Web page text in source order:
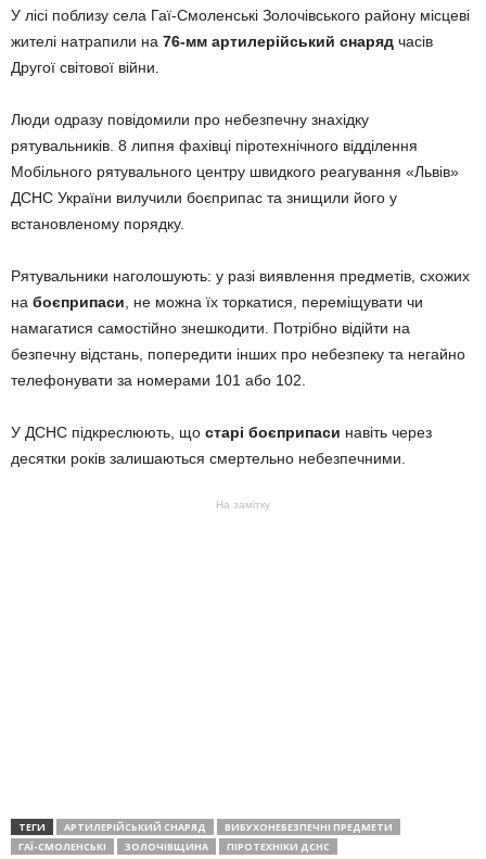
У лісі поблизу села Гаї-Смоленські Золочівського району місцеві
жителі натрапили на 76-мм артилерійський снаряд часів
Другої світової війни.
Люди одразу повідомили про небезпечну знахідку
рятувальників. 8 липня фахівці піротехнічного відділення
Мобільного рятувального центру швидкого реагування «Львів»
ДСНС України вилучили боєприпас та знищили його у
встановленому порядку.
Рятувальники наголошують: у разі виявлення предметів, схожих
на боєприпаси, не можна їх торкатися, переміщувати чи
намагатися самостійно знешкодити. Потрібно відійти на
безпечну відстань, попередити інших про небезпеку та негайно
телефонувати за номерами 101 або 102.
У ДСНС підкреслюють, що старі боєприпаси навіть через
десятки років залишаються смертельно небезпечними.
На замітку
ТЕГИ АРТИЛЕРІЙСЬКИЙ СНАРЯД
ВИБУХОНЕБЕЗПЕЧНІ ПРЕДМЕТИ
ГАЇ-СМОЛЕНСЬКІ
ЗОЛОЧІВЩИНА ПІРОТЕХНІКИ ДСНС